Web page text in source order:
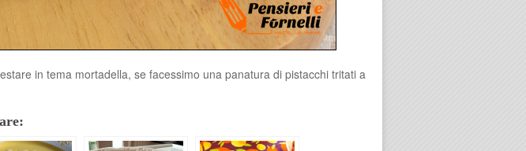
in tema mortadella, se facessimo una panatura di pistacchi tritati a